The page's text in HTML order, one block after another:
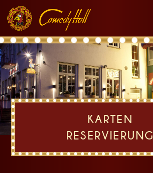
Hauptnavigation
Inhalt
Fußnavigation
K
a
KARTEN
RESERVIERUNG